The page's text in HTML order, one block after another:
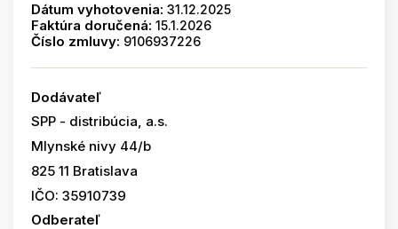
Dátum vyhotovenia: 31.12.2025
Faktúra doručená: 15.1.2026
Číslo zmluvy: 9106937226
Dodávateľ
SPP - distribúcia, a.s.
Mlynské nivy 44/b
825 11 Bratislava
IČO: 35910739
Odberateľ